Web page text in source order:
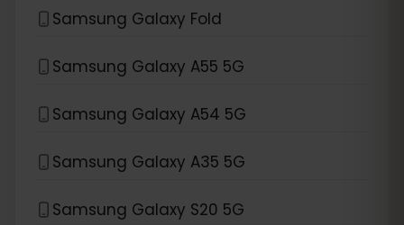
Samsung Galaxy Fold
Samsung Galaxy A55 5G
Samsung Galaxy A54 5G
Samsung Galaxy A35 5G
Samsung Galaxy S20 5G